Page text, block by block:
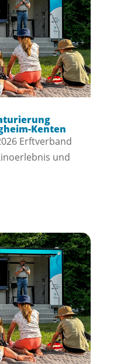
Kenten
Erftverband
und